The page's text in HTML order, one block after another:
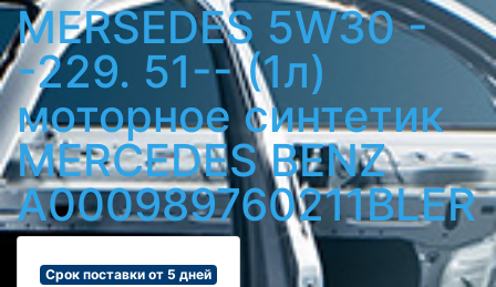
MERSEDES 5W30 -
-229. 51-- (1л)
моторное синтетик
MERCEDES BENZ
A000989760211BLER
Срок поставки от 5 дней